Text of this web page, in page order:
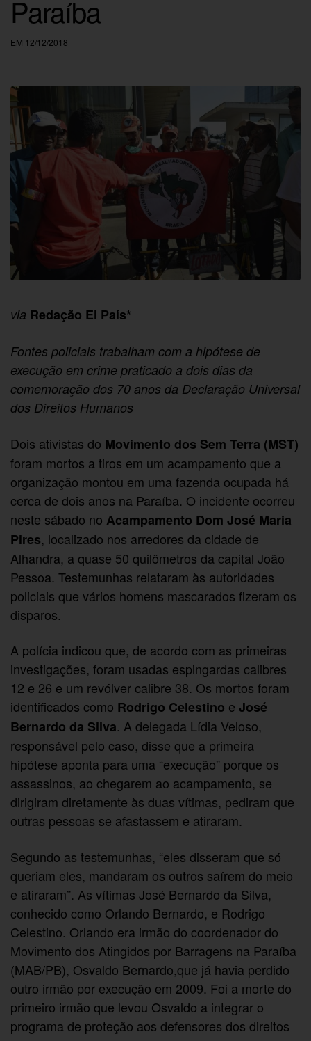
Paraíba
EM 12/12/2018
via Redação El País*
Fontes policiais trabalham com a hipótese de
execução em crime praticado a dois dias da
comemoração dos 70 anos da Declaração Universal
dos Direitos Humanos
Dois ativistas do Movimento dos Sem Terra (MST)
foram mortos a tiros em um acampamento que a
organização montou em uma fazenda ocupada há
cerca de dois anos na Paraíba. O incidente ocorreu
neste sábado no Acampamento Dom José Maria
Pires, localizado nos arredores da cidade de
Alhandra, a quase 50 quilômetros da capital João
Pessoa. Testemunhas relataram às autoridades
policiais que vários homens mascarados fizeram os
disparos.
A polícia indicou que, de acordo com as primeiras
investigações, foram usadas espingardas calibres
12 e 26 e um revólver calibre 38. Os mortos foram
identificados como Rodrigo Celestino e José
Bernardo da Silva. A delegada Lídia Veloso,
responsável pelo caso, disse que a primeira
hipótese aponta para uma “execução” porque os
assassinos, ao chegarem ao acampamento, se
dirigiram diretamente às duas vítimas, pediram que
outras pessoas se afastassem e atiraram.
Segundo as testemunhas, “eles disseram que só
queriam eles, mandaram os outros saírem do meio
e atiraram”. As vítimas José Bernardo da Silva,
conhecido como Orlando Bernardo, e Rodrigo
Celestino. Orlando era irmão do coordenador do
Movimento dos Atingidos por Barragens na Paraíba
(MAB/PB), Osvaldo Bernardo,que já havia perdido
outro irmão por execução em 2009. Foi a morte do
primeiro irmão que levou Osvaldo a integrar o
programa de proteção aos defensores dos direitos